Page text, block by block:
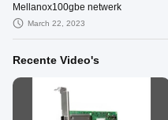
Mellanox100gbe netwerk
March 22, 2023
Recente Video's